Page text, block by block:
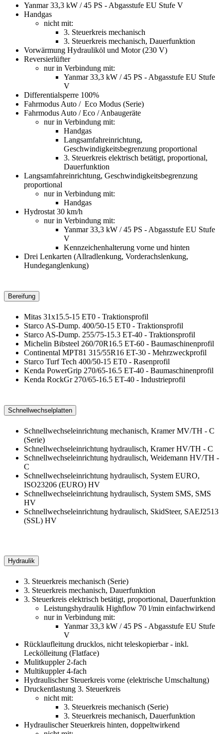
Yanmar 33,3 kW / 45 PS - Abgasstufe EU Stufe V
Handgas
nicht mit:
3. Steuerkreis mechanisch
3. Steuerkreis mechanisch, Dauerfunktion
Vorwärmung Hydrauliköl und Motor (230 V)
Reversierlüfter
nur in Verbindung mit:
Yanmar 33,3 kW / 45 PS - Abgasstufe EU Stufe
V
Differentialsperre 100%
Fahrmodus Auto / Eco Modus (Serie)
Fahrmodus Auto / Eco / Anbaugeräte
nur in Verbindung mit:
Handgas
Langsamfahreinrichtung,
Geschwindigkeitsbegrenzung proportional
3. Steuerkreis elektrisch betätigt, proportional,
Dauerfunktion
Langsamfahreinrichtung, Geschwindigkeitsbegrenzung
proportional
nur in Verbindung mit:
Handgas
Hydrostat 30 km/h
nur in Verbindung mit:
Yanmar 33,3 kW / 45 PS - Abgasstufe EU Stufe
V
Kennzeichenhalterung vorne und hinten
Drei Lenkarten (Allradlenkung, Vorderachslenkung,
Hundeganglenkung)
Bereifung
Mitas 31x15.5-15 ET0 - Traktionsprofil
Starco AS-Dump. 400/50-15 ET0 - Traktionsprofil
Starco AS-Dump. 255/75-15.3 ET-40 - Traktionsprofil
Michelin Bibsteel 260/70R16.5 ET-60 - Baumaschinenprofil
Continental MPT81 315/55R16 ET-30 - Mehrzweckprofil
Starco Turf Tech 400/50-15 ET0 - Rasenprofil
Kenda PowerGrip 270/65-16.5 ET-40 - Baumaschinenprofil
Kenda RockGr 270/65-16.5 ET-40 - Industrieprofil
Schnellwechselplatten
Schnellwechseleinrichtung mechanisch, Kramer MV/TH - C
(Serie)
Schnellwechseleinrichtung hydraulisch, Kramer HV/TH - C
Schnellwechseleinrichtung hydraulisch, Weidemann HV/TH -
C
Schnellwechseleinrichtung hydraulisch, System EURO,
ISO23206 (EURO) HV
Schnellwechseleinrichtung hydraulisch, System SMS, SMS
HV
Schnellwechseleinrichtung hydraulisch, SkidSteer, SAEJ2513
(SSL) HV
Hydraulik
3. Steuerkreis mechanisch (Serie)
3. Steuerkreis mechanisch, Dauerfunktion
3. Steuerkreis elektrisch betätigt, proportional, Dauerfunktion
Leistungshydraulik Highflow 70 l/min einfachwirkend
nur in Verbindung mit:
Yanmar 33,3 kW / 45 PS - Abgasstufe EU Stufe
V
Rücklaufleitung drucklos, nicht teleskopierbar - inkl.
Leckölleitung (Flatface)
Mulitkuppler 2-fach
Multikuppler 4-fach
Hydraulischer Steuerkreis vorne (elektrische Umschaltung)
Druckentlastung 3. Steuerkreis
nicht mit:
3. Steuerkreis mechanisch (Serie)
3. Steuerkreis mechanisch, Dauerfunktion
Hydraulischer Steuerkreis hinten, doppeltwirkend